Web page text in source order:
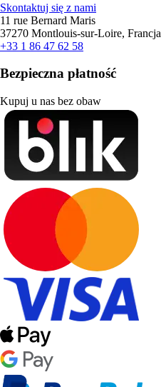
Skontaktuj się z nami
11 rue Bernard Maris
37270 Montlouis-sur-Loire, Francja
+33 1 86 47 62 58
Bezpieczna płatność
Kupuj u nas bez obaw